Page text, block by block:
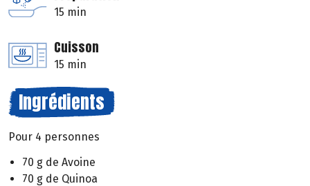
15 min
Cuisson
15 min
Ingrédients
Pour 4 personnes
70 g de Avoine
70 g de Quinoa